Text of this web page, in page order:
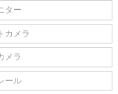
ター
カメラ
メラ
ール